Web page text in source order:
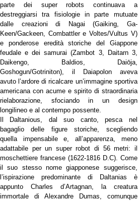
parte dei super robots continuava a
destreggiarsi tra fisiologie in parte mutuate
dalle creazioni di Nagai (Gaiking, Ga-
Keen/Gackeen, Combattler e Voltes/Vultus V)
e ponderose eredità storiche del Giappone
feudale e dei samurai (Zambot 3, Daitarn 3,
Daikengo, Baldios, Daiōja,
Goshogun/Gotriniton), il Daiapolon aveva
avuto l’ardore di ricalcare un’immagine sportiva
americana con acume e spirito di straordinaria
rielaborazione, sfociando in un design
longilineo e al contempo possente.
Il Daltanious, dal suo canto, pesca nel
bagaglio delle figure storiche, scegliendo
quella impensabile e, all’apparenza, meno
adattabile per un super robot di 56 metri: il
moschettiere francese (1622-1816 D.C). Come
il suo stesso nome giapponese suggerisce,
l’ispirazione predominante di Daltanias è
appunto Charles d’Artagnan, la creatura
immortale di Alexandre Dumas, comunque